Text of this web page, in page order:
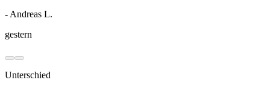
- Andreas L.
gestern
Unterschied